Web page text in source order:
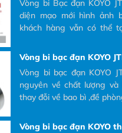
ký hiệu đó ra khi Khách
cung cấp báo giá.
Khách hàng có nhu cầu
bên nhà cung cấp báo giá.
Vòng bi Bạc đạn KOYO
diện mạo mới hình ảnh
khách hàng vẫn có thể
Vòng bi bạc đạn KOYO
Vòng bi bạc đạn KOYO JTEKT
nguyên về chất lượng và
thay đỗi về bao bì ,đề
Vòng bi bạc đạn KOYO